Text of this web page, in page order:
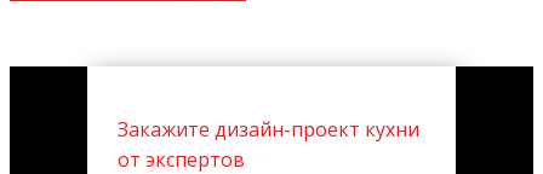
Закажите дизайн-проект кухни
от экспертов